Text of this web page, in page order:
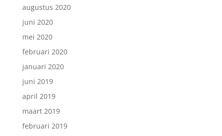
augustus 2020
juni 2020
mei 2020
februari 2020
januari 2020
juni 2019
april 2019
maart 2019
februari 2019